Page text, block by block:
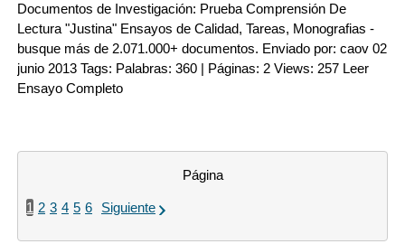
Documentos de Investigación: Prueba Comprensión De
Lectura "Justina" Ensayos de Calidad, Tareas, Monografias -
busque más de 2.071.000+ documentos. Enviado por: caov 02
junio 2013 Tags: Palabras: 360 | Páginas: 2 Views: 257 Leer
Ensayo Completo
Página
1 2 3 4 5 6 Siguiente